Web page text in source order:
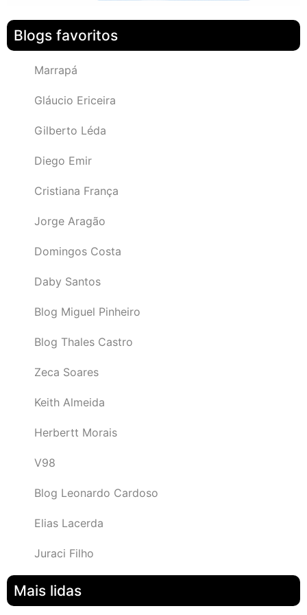
Blogs favoritos
Marrapá
Gláucio Ericeira
Gilberto Léda
Diego Emir
Cristiana França
Jorge Aragão
Domingos Costa
Daby Santos
Blog Miguel Pinheiro
Blog Thales Castro
Zeca Soares
Keith Almeida
Herbertt Morais
V98
Blog Leonardo Cardoso
Elias Lacerda
Juraci Filho
Mais lidas